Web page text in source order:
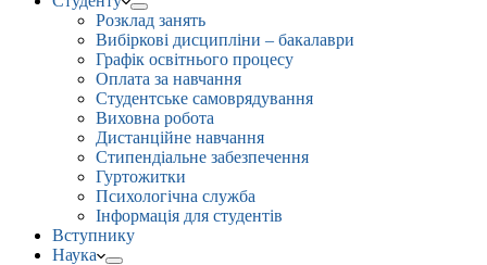
Розклад занять
Вибіркові дисципліни – бакалаври
Графік освітнього процесу
Оплата за навчання
Студентське самоврядування
Виховна робота
Дистанційне навчання
Стипендіальне забезпечення
Гуртожитки
Психологічна служба
Інформація для студентів
Вступнику
Наука